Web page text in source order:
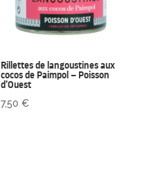
Rillettes de langoustines aux
cocos de Paimpol – Poisson
d’Ouest
7,50€